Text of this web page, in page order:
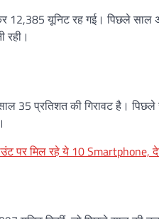
12,385 यूनिट रह गई। पिछले साल
रही।
35 प्रतिशत की गिरावट है।
पर मिल रहे ये 10